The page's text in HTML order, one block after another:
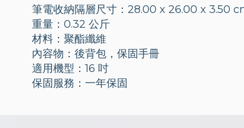
筆電收納隔層尺寸：28.00 x 26.00 x 3.50
重量：0.32 公斤
材料：聚酯纖維
內容物：後背包，保固手冊
適用機型：16 吋
保固服務：一年保固